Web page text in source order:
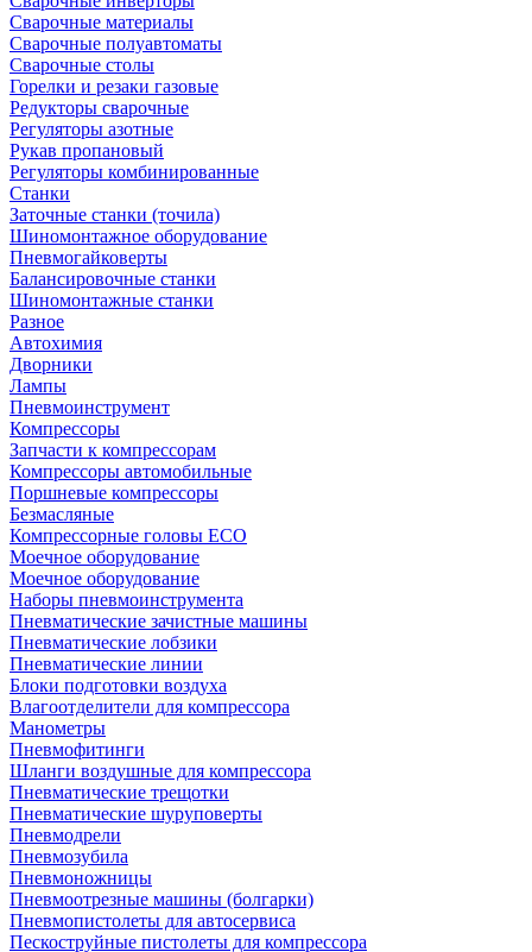
Сварочные материалы
Сварочные полуавтоматы
Сварочные столы
Горелки и резаки газовые
Редукторы сварочные
Регуляторы азотные
Рукав пропановый
Регуляторы комбинированные
Станки
Заточные станки (точила)
Шиномонтажное оборудование
Пневмогайковерты
Балансировочные станки
Шиномонтажные станки
Разное
Автохимия
Дворники
Лампы
Пневмоинструмент
Компрессоры
Запчасти к компрессорам
Компрессоры автомобильные
Поршневые компрессоры
Безмасляные
Компрессорные головы ECO
Моечное оборудование
Моечное оборудование
Наборы пневмоинструмента
Пневматические зачистные машины
Пневматические лобзики
Пневматические линии
Блоки подготовки воздуха
Влагоотделители для компрессора
Манометры
Пневмофитинги
Шланги воздушные для компрессора
Пневматические трещотки
Пневматические шуруповерты
Пневмодрели
Пневмозубила
Пневмоножницы
Пневмоотрезные машины (болгарки)
Пневмопистолеты для автосервиса
Пескоструйные пистолеты для компрессора